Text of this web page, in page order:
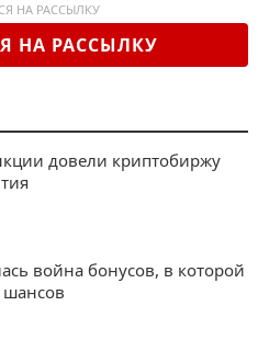
НА РАССЫЛКУ
НА РАССЫЛКУ
довели криптобиржу
война бонусов, в которой
шансов